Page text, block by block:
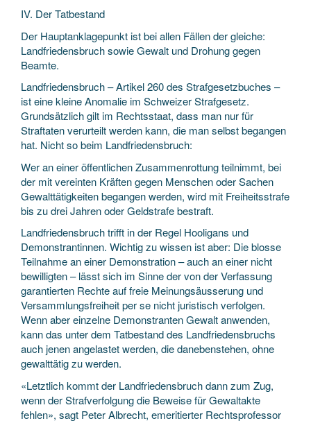
IV. Der Tatbestand
Der Hauptanklagepunkt ist bei allen Fällen der gleiche:
Landfriedens­bruch sowie Gewalt und Drohung gegen
Beamte.
Landfriedensbruch – Artikel 260 des Straf­gesetz­buches –
ist eine kleine Anomalie im Schweizer Strafgesetz.
Grundsätzlich gilt im Rechtsstaat, dass man nur für
Straftaten verurteilt werden kann, die man selbst begangen
hat. Nicht so beim Landfriedensbruch:
Wer an einer öffentlichen Zusammen­rottung teilnimmt, bei
der mit vereinten Kräften gegen Menschen oder Sachen
Gewalt­tätigkeiten begangen werden, wird mit Freiheits­strafe
bis zu drei Jahren oder Geldstrafe bestraft.
Landfriedensbruch trifft in der Regel Hooligans und
Demonstrantinnen. Wichtig zu wissen ist aber: Die blosse
Teilnahme an einer Demonstration – auch an einer nicht
bewilligten – lässt sich im Sinne der von der Verfassung
garantierten Rechte auf freie Meinungs­äusserung und
Versammlungs­freiheit per se nicht juristisch verfolgen.
Wenn aber einzelne Demonstranten Gewalt anwenden,
kann das unter dem Tatbestand des Landfriedens­bruchs
auch jenen angelastet werden, die danebenstehen, ohne
gewalttätig zu werden.
«Letztlich kommt der Landfriedens­bruch dann zum Zug,
wenn der Straf­verfolgung die Beweise für Gewalt­akte
fehlen», sagt Peter Albrecht, emeritierter Rechts­professor